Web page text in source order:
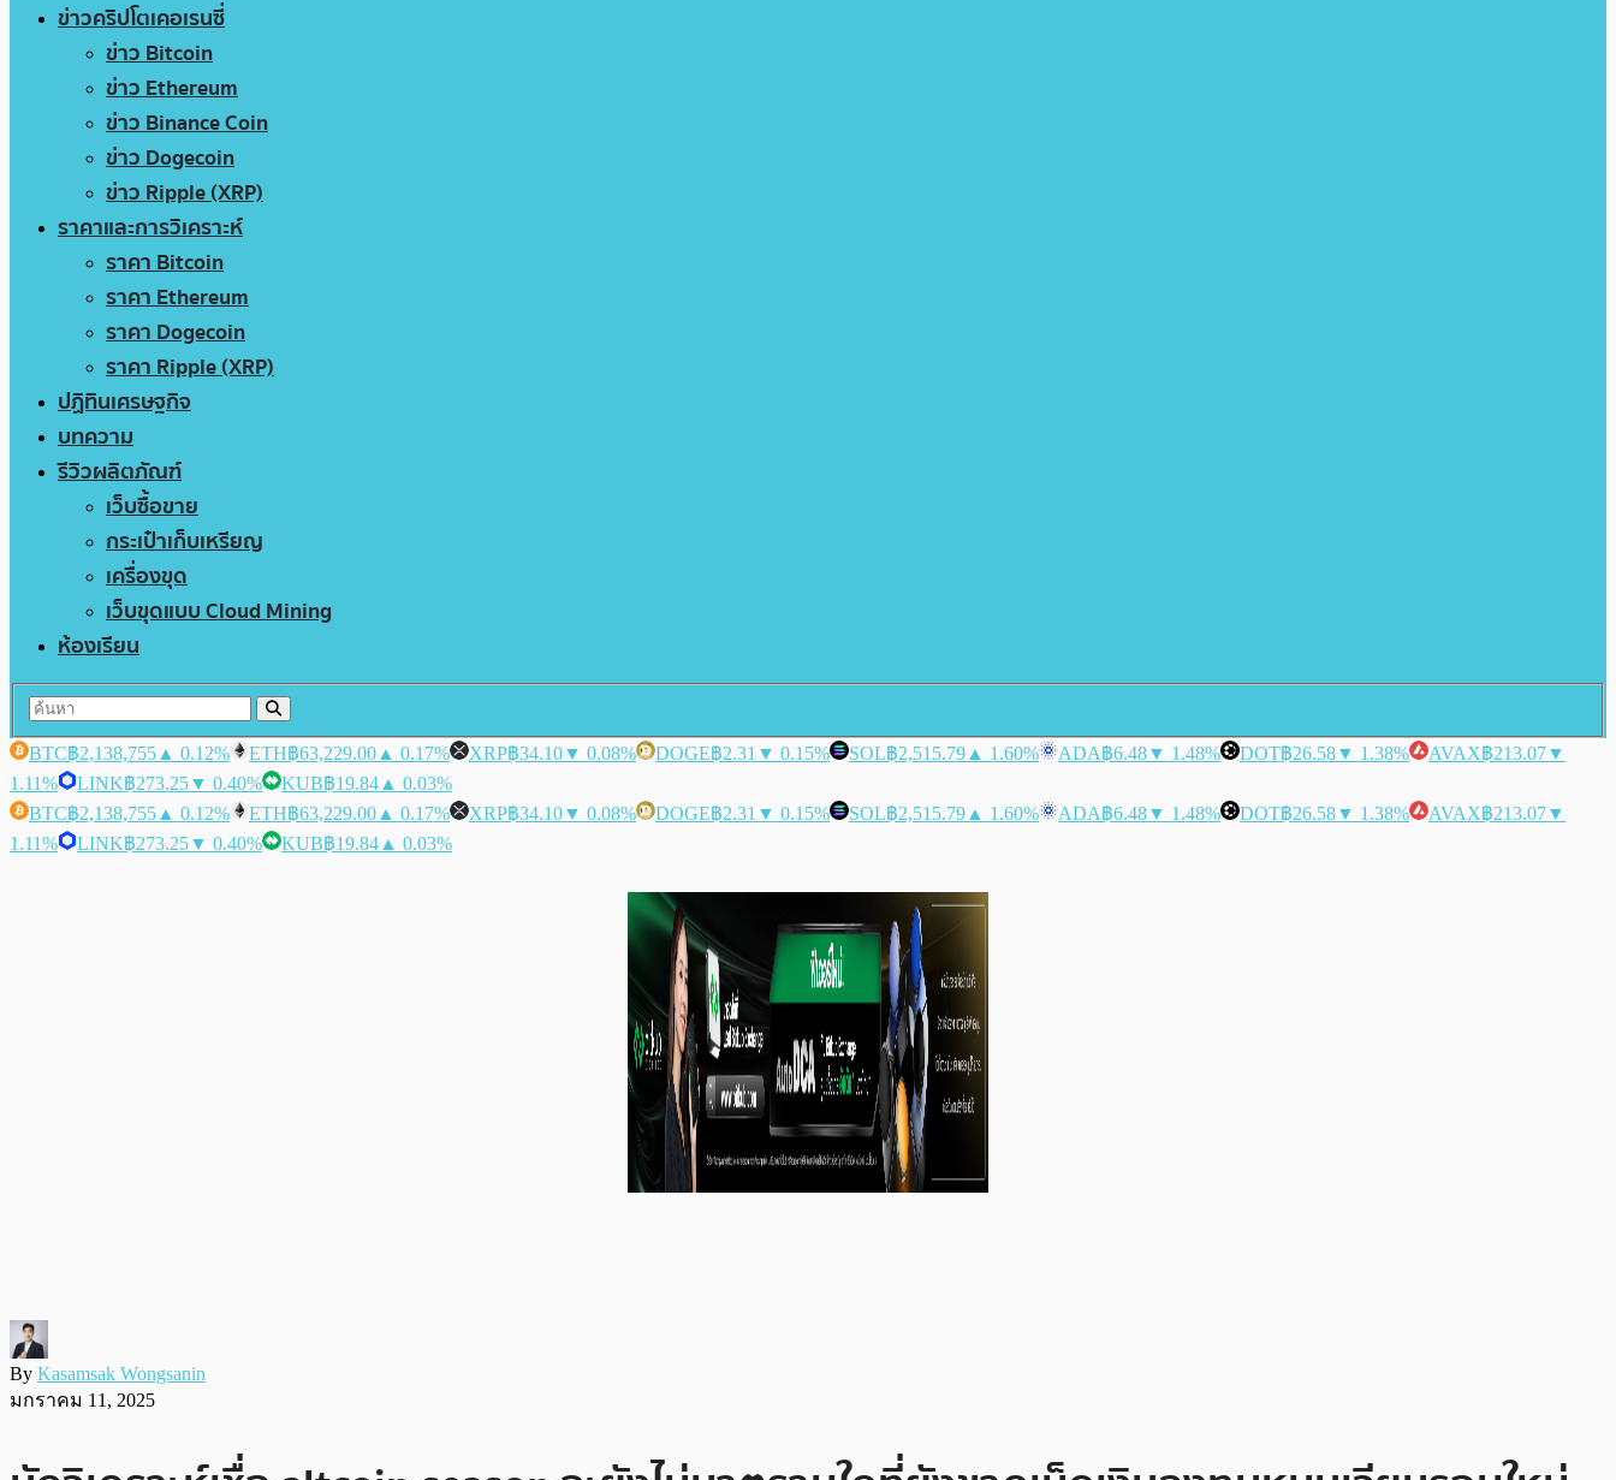
ข่าวคริปโตเคอเรนซี่
ข่าว Bitcoin
ข่าว Ethereum
ข่าว Binance Coin
ข่าว Dogecoin
ข่าว Ripple (XRP)
ราคาและการวิเคราะห์
ราคา Bitcoin
ราคา Ethereum
ราคา Dogecoin
ราคา Ripple (XRP)
ปฏิทินเศรษฐกิจ
บทความ
รีวิวผลิตภัณฑ์
เว็บซื้อขาย
กระเป๋าเก็บเหรียญ
เครื่องขุด
เว็บขุดแบบ Cloud Mining
ห้องเรียน
BTC฿2,138,755 ▲ 0.12% ETH฿63,229.00 ▲ 0.17% XRP฿34.10▼ 0.08% DOGE฿2.31 ▼ 0.15% SOL฿2,515.79 ▲ 1.60% ADA฿6.48▼ 1.48% DOT฿26.58▼ 1.38% AVAX฿213.07▼
1.11%
LINK฿273.25▼ 0.40% KUB฿19.84 ▲ 0.03%
BTC฿2,138,755 ▲ 0.12% ETH฿63,229.00 ▲ 0.17% XRP฿34.10▼ 0.08% DOGE฿2.31 ▼ 0.15% SOL฿2,515.79 ▲ 1.60% ADA฿6.48▼ 1.48% DOT฿26.58▼ 1.38% AVAX฿213.07▼
1.11%
LINK฿273.25▼ 0.40% KUB฿19.84 ▲ 0.03%
By Kasamsak Wongsanin
มกราคม 11, 2025